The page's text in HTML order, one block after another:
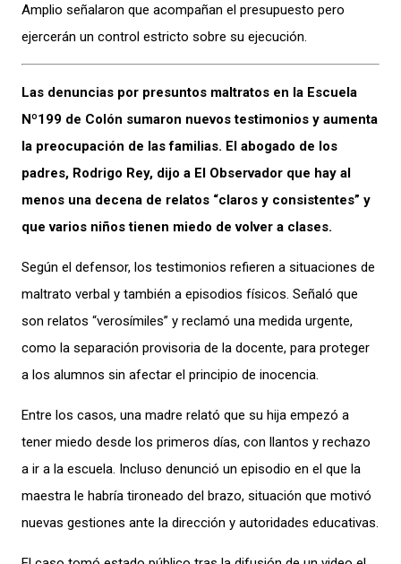
Amplio señalaron que acompañan el presupuesto pero
ejercerán un control estricto sobre su ejecución.
Las denuncias por presuntos maltratos en la Escuela
Nº199 de Colón sumaron nuevos testimonios y aumenta
la preocupación de las familias. El abogado de los
padres, Rodrigo Rey, dijo a El Observador que hay al
menos una decena de relatos “claros y consistentes” y
que varios niños tienen miedo de volver a clases.
Según el defensor, los testimonios refieren a situaciones de
maltrato verbal y también a episodios físicos. Señaló que
son relatos “verosímiles” y reclamó una medida urgente,
como la separación provisoria de la docente, para proteger
a los alumnos sin afectar el principio de inocencia.
Entre los casos, una madre relató que su hija empezó a
tener miedo desde los primeros días, con llantos y rechazo
a ir a la escuela. Incluso denunció un episodio en el que la
maestra le habría tironeado del brazo, situación que motivó
nuevas gestiones ante la dirección y autoridades educativas.